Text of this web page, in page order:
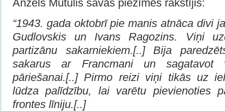
Anzels Mutulis savās piezīmēs rakstījis:
“1943. gada oktobrī pie manis atnāca divi
Gudlovskis un Ivans Ragozins. Viņi
partizānu sakarniekiem.[..] Bija
sakarus ar Francmani un sagatavot
pāriešanai.[..] Pirmo reizi viņi tikās uz
lūdza palīdzību, lai varētu pievienoties
frontes līniju.[..]